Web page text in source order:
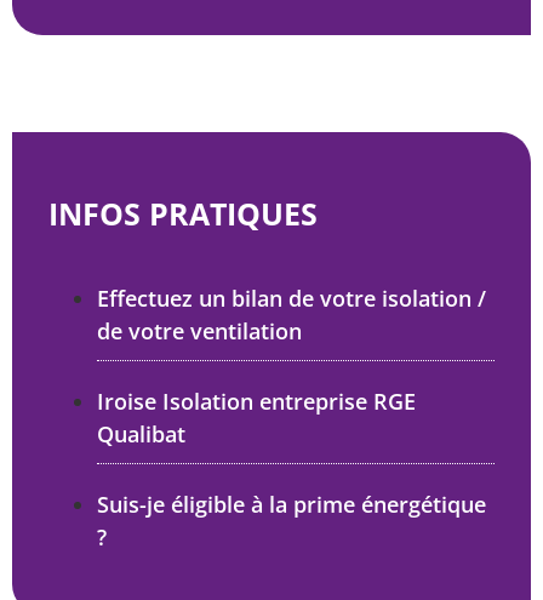
INFOS PRATIQUES
Effectuez un bilan de votre isolation /
de votre ventilation
Iroise Isolation entreprise RGE
Qualibat
Suis-je éligible à la prime énergétique
?